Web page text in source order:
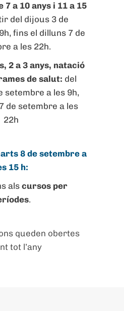
7 a 10 anys i 11 a 15
del dijous 3 de
fins el dilluns 7 de
a les 22h.
2 a 3 anys, natació
de salut: del
setembre a les 9h,
de setembre a les
22h
8 de setembre a
15 h:
als cursos per
.
queden obertes
tot l’any